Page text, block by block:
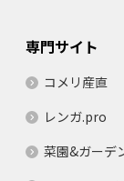
専門サイト
コメリ産直
レンガ.pro
菜園&ガーデ